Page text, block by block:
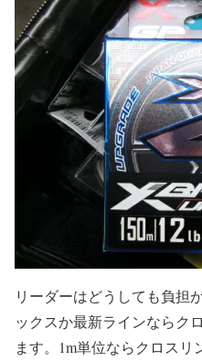
リーダーはどうしても負担
ックスか最新ラインならク
ます。1m単位ならクロス